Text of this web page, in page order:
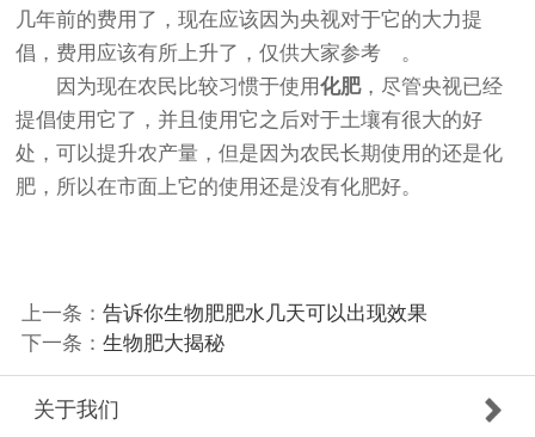
几年前的费用了，现在应该因为央视对于它的大力提
倡，费用应该有所上升了，仅供大家参考 。
因为现在农民比较习惯于使用化肥，尽管央视已经
提倡使用它了，并且使用它之后对于土壤有很大的好
处，可以提升农产量，但是因为农民长期使用的还是化
肥，所以在市面上它的使用还是没有化肥好。
上一条： 告诉你生物肥肥水几天可以出现效果
下一条： 生物肥大揭秘
关于我们